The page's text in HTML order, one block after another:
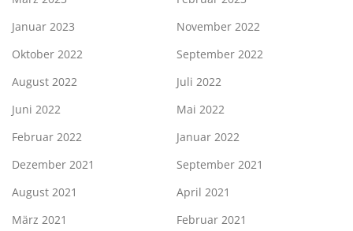
Januar 2023
November 2022
Oktober 2022
September 2022
August 2022
Juli 2022
Juni 2022
Mai 2022
Februar 2022
Januar 2022
Dezember 2021
September 2021
August 2021
April 2021
März 2021
Februar 2021